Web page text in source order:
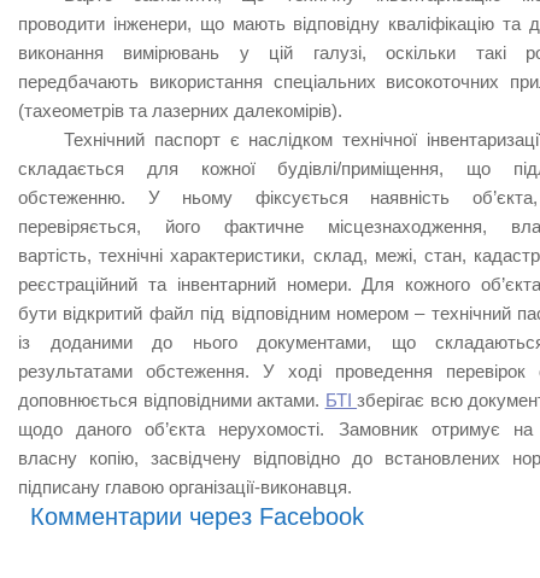
проводити інженери, що мають відповідну кваліфікацію та
виконання вимірювань у цій галузі, оскільки такі
передбачають використання спеціальних високоточних
(тахеометрів та лазерних далекомірів).
Технічний паспорт є наслідком технічної
складається для кожної будівлі/приміщення, що
обстеженню. У ньому фіксується наявність
перевіряється, його фактичне місцезнаходження,
вартість, технічні характеристики, склад, межі, стан,
реєстраційний та інвентарний номери. Для кожного
бути відкритий файл під відповідним номером – технічний
із доданими до нього документами, що
результатами обстеження. У ході проведення
доповнюється відповідними актами. БТІзберігає всю
щодо даного об’єкта нерухомості. Замовник отримує на
власну копію, засвідчену відповідно до встановлених
підписану главою організації-виконавця.
Комментарии через Facebook